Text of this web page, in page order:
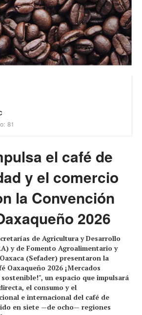
81
el café de
y el comercio
la Convención
2026
de Agricultura y Desarrollo
y de Fomento Agroalimentario y
(Sefader) presentaron la
Oaxaqueño 2026 ¡Mercados
un espacio que impulsará
el consumo y el
e internacional del café de
en siete —de ocho— regiones